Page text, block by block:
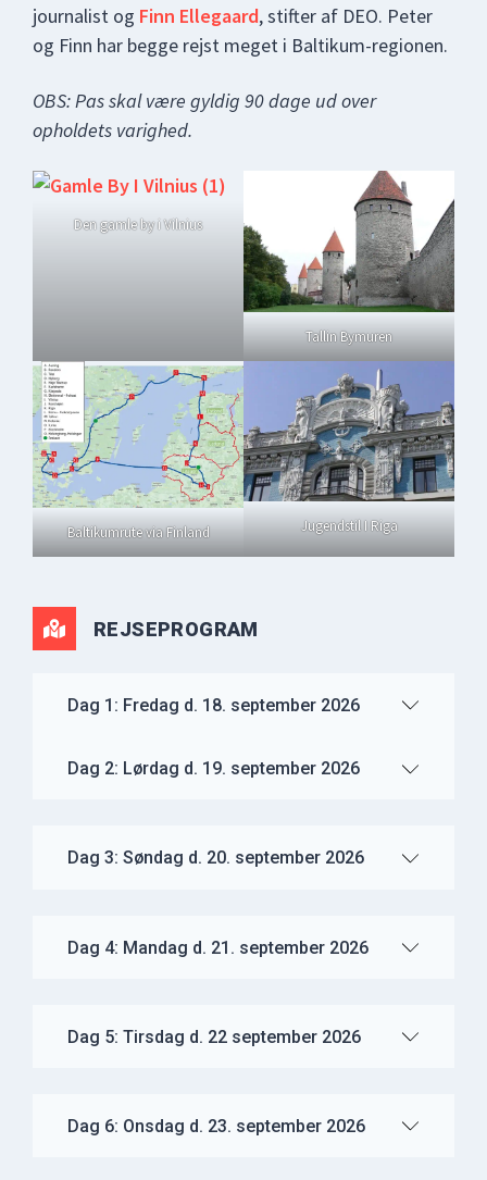
journalist og Finn Ellegaard, stifter af DEO. Peter
og Finn har begge rejst meget i Baltikum-regionen.
OBS: Pas skal være gyldig 90 dage ud over
opholdets varighed.
Den gamle by i Vilnius
Tallin Bymuren
Baltikumrute via Finland Jugendstil I Riga
REJSEPROGRAM
Dag 1: Fredag d. 18. september 2026
Dag 2: Lørdag d. 19. september 2026
Dag 3: Søndag d. 20. september 2026
Dag 4: Mandag d. 21. september 2026
Dag 5: Tirsdag d. 22 september 2026
Dag 6: Onsdag d. 23. september 2026